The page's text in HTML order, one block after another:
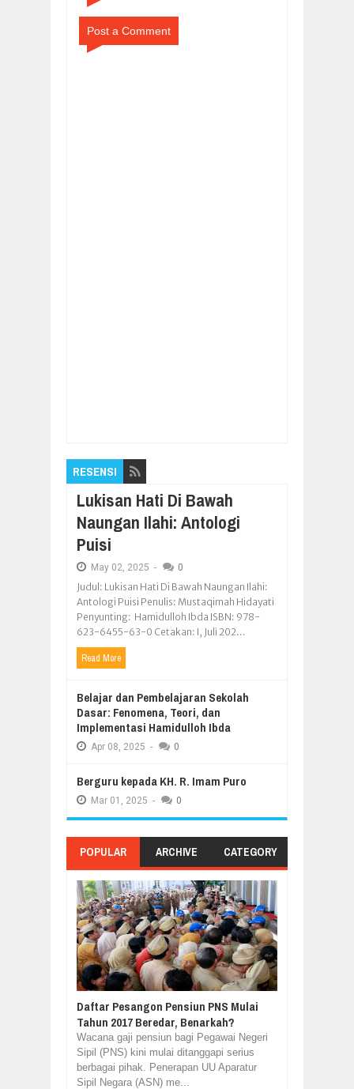
Post a Comment
RESENSI
Lukisan Hati Di Bawah
Naungan Ilahi: Antologi
Puisi
May 02, 2025 - 0
Judul: Lukisan Hati Di Bawah Naungan Ilahi:
Antologi Puisi Penulis: Mustaqimah Hidayati
Penyunting: Hamidulloh Ibda ISBN: 978-
623-6455-63-0 Cetakan: I, Juli 202...
Read More
Belajar dan Pembelajaran Sekolah
Dasar: Fenomena, Teori, dan
Implementasi Hamidulloh Ibda
Apr 08, 2025 - 0
Berguru kepada KH. R. Imam Puro
Mar 01, 2025 - 0
POPULAR ARCHIVE CATEGORY
Daftar Pesangon Pensiun PNS Mulai
Tahun 2017 Beredar, Benarkah?
Wacana gaji pensiun bagi Pegawai Negeri
Sipil (PNS) kini mulai ditanggapi serius
berbagai pihak. Penerapan UU Aparatur
Sipil Negara (ASN) me...